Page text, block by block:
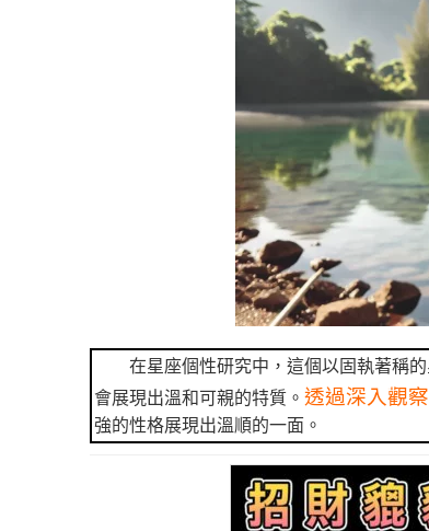
在星座個性研究中，這個以固執著稱
會展現出溫和可親的特質。 透過深入觀
強的性格展現出溫順的一面。